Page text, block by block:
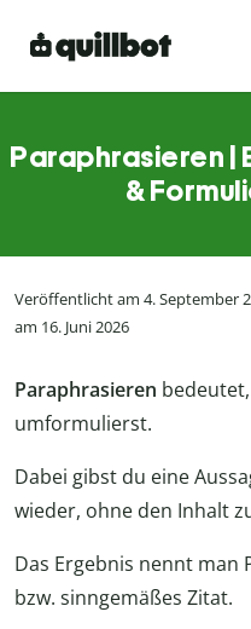
Paraphrasieren |
&
Veröffentlicht am 4. September
am 16. Juni 2026
Paraphrasieren
umformulierst.
Dabei gibst du eine
wieder, ohne den Inhalt
Das Ergebnis nennt man
bzw. sinngemäßes Zitat.